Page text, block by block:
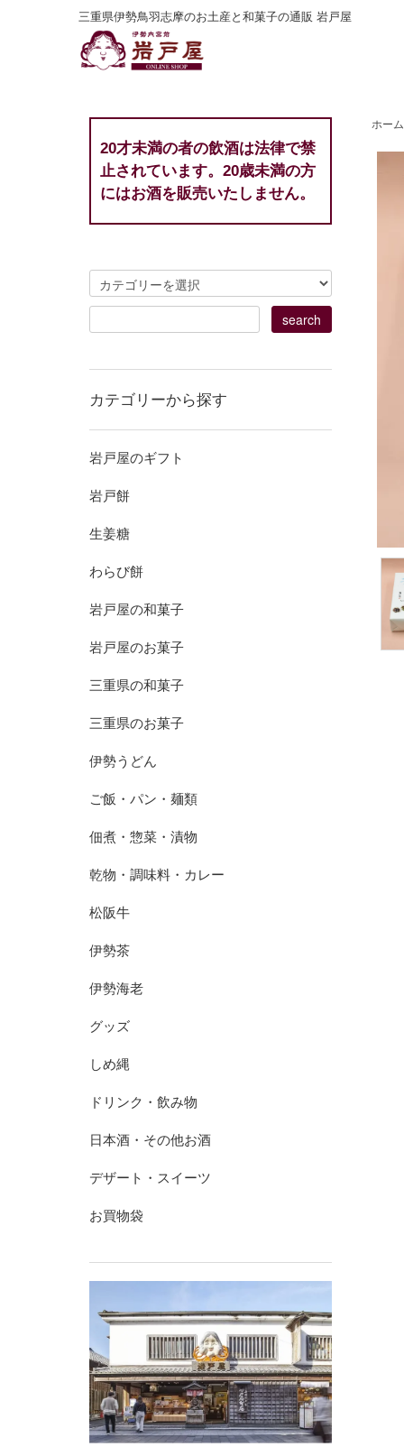
三重県伊勢鳥羽志摩のお土産と和菓子の通販 岩戸屋
ホーム
20才未満の者の飲酒は法律で禁
止されています。20歳未満の方
にはお酒を販売いたしません。
カテゴリーから探す
岩戸屋のギフト
岩戸餅
生姜糖
わらび餅
岩戸屋の和菓子
岩戸屋のお菓子
三重県の和菓子
三重県のお菓子
伊勢うどん
ご飯・パン・麺類
佃煮・惣菜・漬物
乾物・調味料・カレー
松阪牛
伊勢茶
伊勢海老
グッズ
しめ縄
ドリンク・飲み物
日本酒・その他お酒
デザート・スイーツ
お買物袋